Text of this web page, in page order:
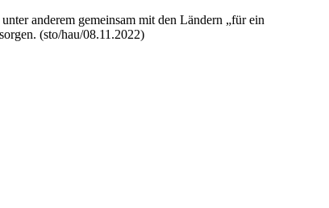
anderem gemeinsam mit den Ländern „für ein
(sto/hau/08.11.2022)